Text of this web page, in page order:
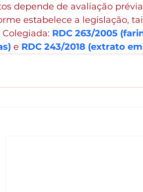
depende de avaliação
estabelece a legislação,
RDC 263/2005
e RDC 243/2018 (extrato